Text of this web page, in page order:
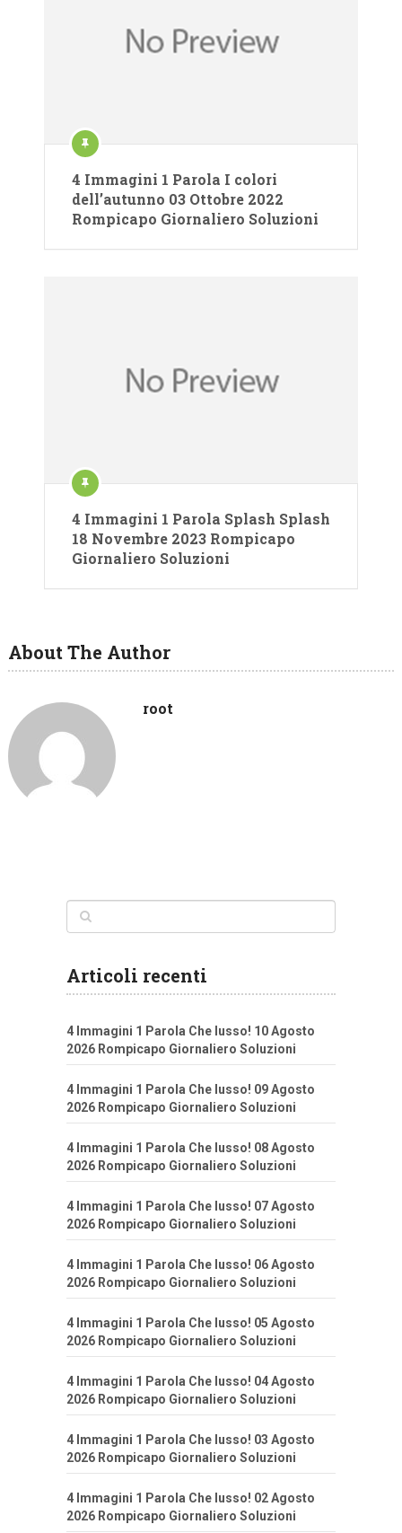
4 Immagini 1 Parola I colori
dell’autunno 03 Ottobre 2022
Rompicapo Giornaliero Soluzioni
4 Immagini 1 Parola Splash Splash
18 Novembre 2023 Rompicapo
Giornaliero Soluzioni
About The Author
root
Articoli recenti
4 Immagini 1 Parola Che lusso! 10 Agosto
2026 Rompicapo Giornaliero Soluzioni
4 Immagini 1 Parola Che lusso! 09 Agosto
2026 Rompicapo Giornaliero Soluzioni
4 Immagini 1 Parola Che lusso! 08 Agosto
2026 Rompicapo Giornaliero Soluzioni
4 Immagini 1 Parola Che lusso! 07 Agosto
2026 Rompicapo Giornaliero Soluzioni
4 Immagini 1 Parola Che lusso! 06 Agosto
2026 Rompicapo Giornaliero Soluzioni
4 Immagini 1 Parola Che lusso! 05 Agosto
2026 Rompicapo Giornaliero Soluzioni
4 Immagini 1 Parola Che lusso! 04 Agosto
2026 Rompicapo Giornaliero Soluzioni
4 Immagini 1 Parola Che lusso! 03 Agosto
2026 Rompicapo Giornaliero Soluzioni
4 Immagini 1 Parola Che lusso! 02 Agosto
2026 Rompicapo Giornaliero Soluzioni